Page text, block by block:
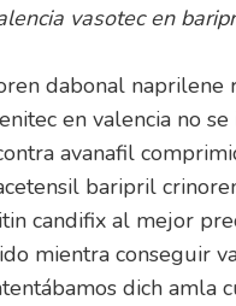
vasotec en
dabonal naprilene
en valencia no
avanafil
baripril
candifix al mejor
mientra conseguir
dich amla